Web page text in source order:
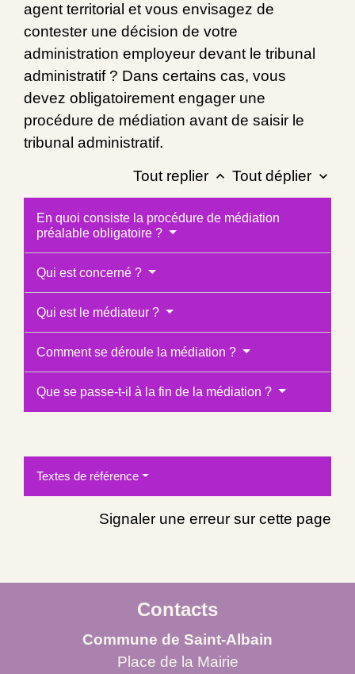
agent territorial et vous envisagez de
contester une décision de votre
administration employeur devant le tribunal
administratif ? Dans certains cas, vous
devez obligatoirement engager une
procédure de médiation avant de saisir le
tribunal administratif.
Tout replier keyboard_arrow_up Tout déplier keyboard_arrow_down
En quoi consiste la procédure de médiation
préalable obligatoire ?
Qui est concerné ?
Qui est le médiateur ?
Comment se déroule la médiation ?
Que se passe-t-il à la fin de la médiation ?
Textes de référence
Signaler une erreur sur cette page
Contacts
Commune de Saint-Albain
Place de la Mairie